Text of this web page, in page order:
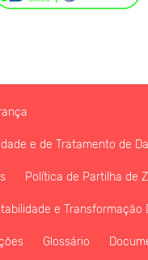
e de Tratamento de
Política de Partilha de
e Transformação
Glossário